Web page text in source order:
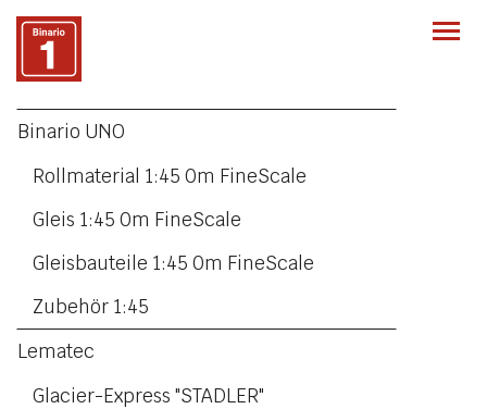
Binario UNO
Rollmaterial 1:45 0m FineScale
Gleis 1:45 0m FineScale
Gleisbauteile 1:45 0m FineScale
Zubehör 1:45
Lematec
Glacier-Express "STADLER"